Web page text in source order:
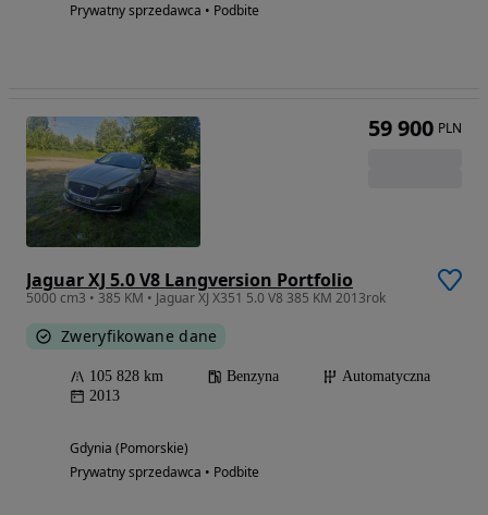
Prywatny sprzedawca • Podbite
Jaguar XJ 5.0 V8 Langversion Portfolio
5000 cm3 • 385 KM • Jaguar XJ X351 5.0 V8 385 KM 2013rok
Zweryfikowane dane
105 828 km Benzyna
Automatyczna
2013
Gdynia (Pomorskie)
Prywatny sprzedawca • Podbite
59 900 PLN